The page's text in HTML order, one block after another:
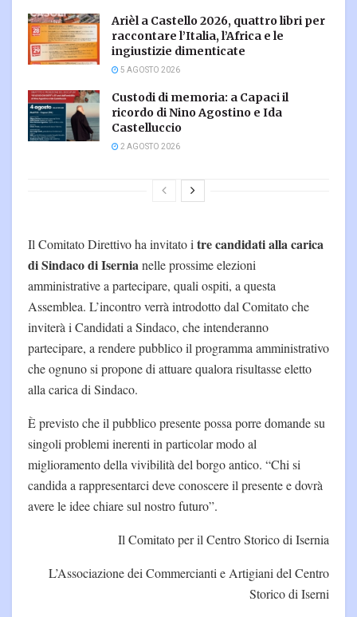
Arièl a Castello 2026, quattro libri per
raccontare l’Italia, l’Africa e le
ingiustizie dimenticate
5 AGOSTO 2026
Custodi di memoria: a Capaci il
ricordo di Nino Agostino e Ida
Castelluccio
2 AGOSTO 2026
Il Comitato Direttivo ha invitato i tre candidati alla carica
di Sindaco di Isernianelle prossime elezioni
amministrative a partecipare, quali ospiti, a questa
Assemblea. L’incontro verrà introdotto dal Comitato che
inviterà i Candidati a Sindaco, che intenderanno
partecipare, a rendere pubblico il programma amministrativo
che ognuno si propone di attuare qualora risultasse eletto
alla carica di Sindaco.
È previsto che il pubblico presente possa porre domande su
singoli problemi inerenti in particolar modo al
miglioramento della vivibilità del borgo antico. “Chi si
candida a rappresentarci deve conoscere il presente e dovrà
avere le idee chiare sul nostro futuro”.
Il Comitato per il Centro Storico di Isernia
L’Associazione dei Commercianti e Artigiani del Centro
Storico di Iserni